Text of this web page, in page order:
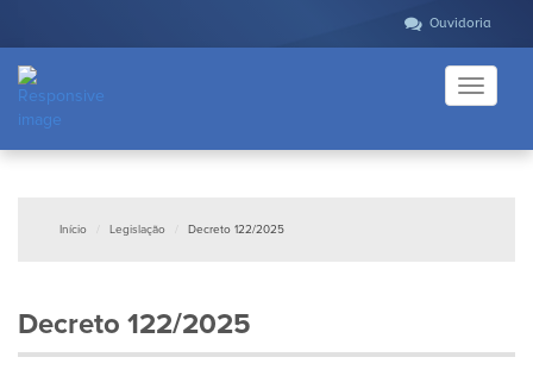
Ouvidoria
Toggle
Início Legislação Decreto 122/2025
Decreto 122/2025